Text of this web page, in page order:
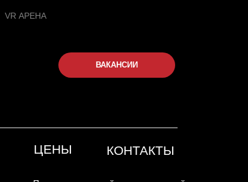
VR АРЕНА
ЦЕНЫ КОНТАКТЫ
ВАКАНСИИ